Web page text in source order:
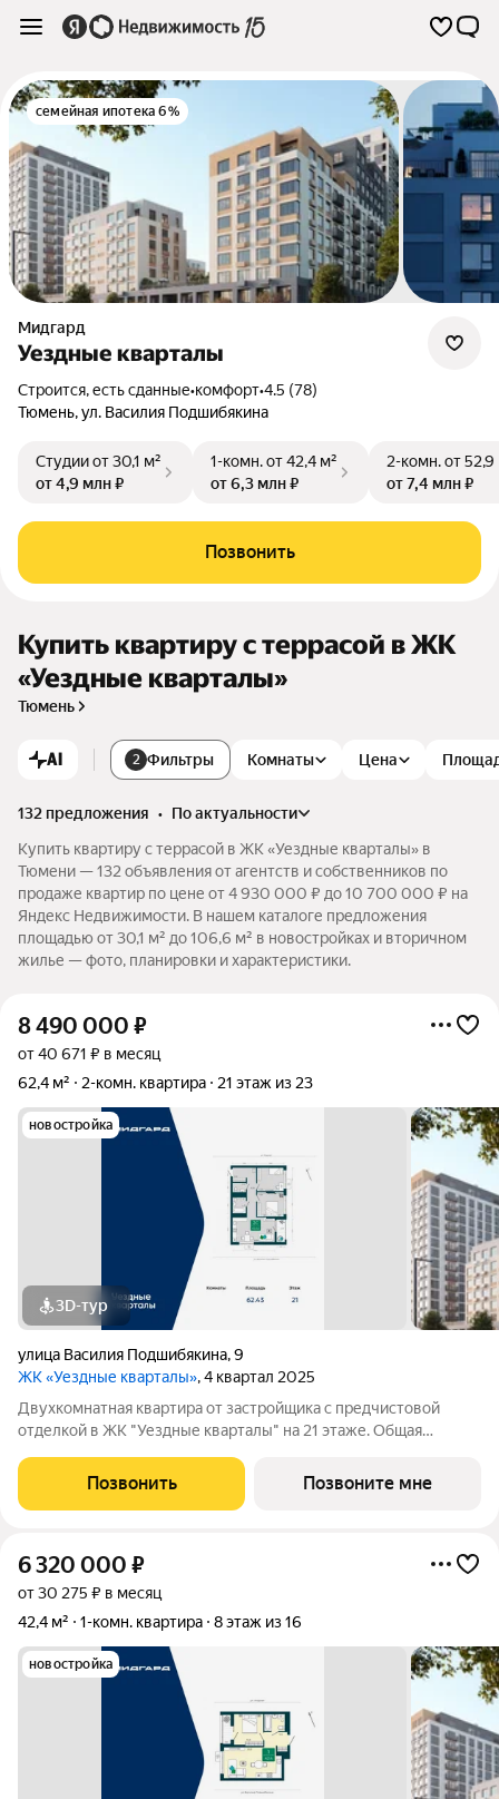
семейная ипотека 6%
Мидгард
Уездные кварталы
Строится, есть сданные•комфорт•4.5 (78)
Тюмень,ул. Василия Подшибякина
Студииот 30,1 м²
от 4,9 млн ₽
1-комн.от 42,4 м²
от 6,3 млн ₽
2-комн.от 52,9
от 7,4 млн ₽
Позвонить
Купить квартиру с террасой в ЖК
«Уездные кварталы»
Тюмень
AI 2 Фильтры Комнаты Цена
132 предложения •
по актуальности
Купить квартиру с террасой в ЖК «Уездные кварталы» в
Тюмени — 132 объявления от агентств и собственников по
продаже квартир по цене от 4 930 000 ₽ до 10 700 000 ₽ на
Яндекс Недвижимости. В нашем каталоге предложения
площадью от 30,1 м² до 106,6 м² в новостройках и вторичном
жилье — фото, планировки и характеристики.
8 490 000 ₽
от 40 671 ₽ в месяц
62,4 м²
2-комн. квартира 21 этаж из 23
новостройка
3D-тур
улица Василия Подшибякина,9
ЖК «Уездные кварталы», 4 квартал 2025
Двухкомнатная квартира от застройщика с предчистовой
отделкой в ЖК "Уездные кварталы" на 21 этаже. Общая
кухни-столовой: 18.9 кв.м. Угловая квартира, идеально
подойдет любителям тишины и
Позвонить Позвоните мне
6 320 000 ₽
от 30 275 ₽ в месяц
42,4 м²
1-комн. квартира 8 этаж из 16
новостройка